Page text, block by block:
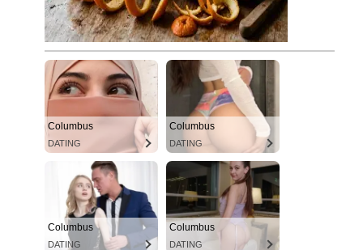
Columbus
DATING
Columbus
DATING
Columbus
DATING
Columbus
DATING